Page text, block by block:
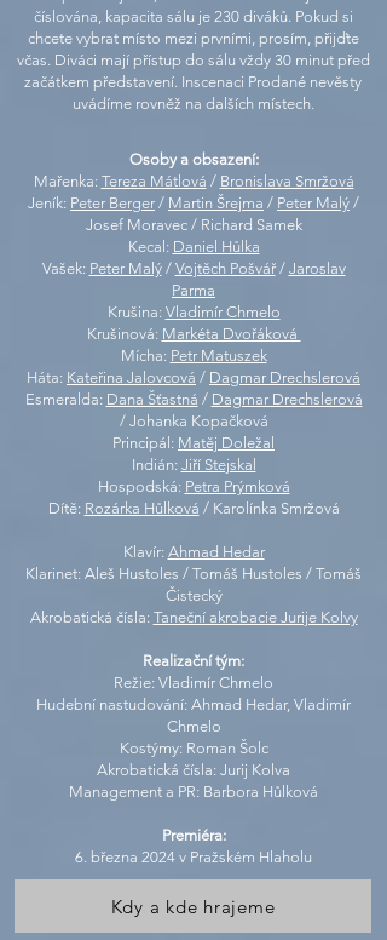
číslována, kapacita sálu je 230 diváků. Pokud si
chcete vybrat místo mezi prvními, prosím, přijďte
včas. Diváci mají přístup do sálu vždy 30 minut před
začátkem představení. Inscenaci Prodané nevěsty
uvádíme rovněž na dalších místech.
Kdy a kde hrajeme
Osoby a obsazení:
Mařenka: Tereza Mátlová / Bronislava Smržová
Jeník: Peter Berger / Martin Šrejma / Peter Malý /
Josef Moravec / Richard Samek
Kecal: Daniel Hůlka
Vašek: Peter Malý/ Vojtěch Pošvář/ Jaroslav
Parma
Krušina: Vladimír Chmelo
Krušinová: Markéta Dvořáková
Mícha: Petr Matuszek
Háta: Kateřina Jalovcová / Dagmar Drechslerová
Esmeralda: Dana Šťastná / Dagmar Drechslerová
/ Johanka Kopačková
Principál: Matěj Doležal
Indián: Jiří Stejskal
Hospodská: Petra Prýmková
Dítě: Rozárka Hůlková / Karolínka Smržová
Klavír: Ahmad Hedar
Klarinet: Aleš Hustoles / Tomáš Hustoles / Tomáš
Čistecký
Akrobatická čísla: Taneční akrobacie Jurije Kolvy
Realizační tým:
Režie: Vladimír Chmelo
Hudební nastudování: Ahmad Hedar, Vladimír
Chmelo
Kostýmy: Roman Šolc
Akrobatická čísla: Jurij Kolva
Management a PR: Barbora Hůlková
Premiéra:
6. března 2024 v Pražském Hlaholu